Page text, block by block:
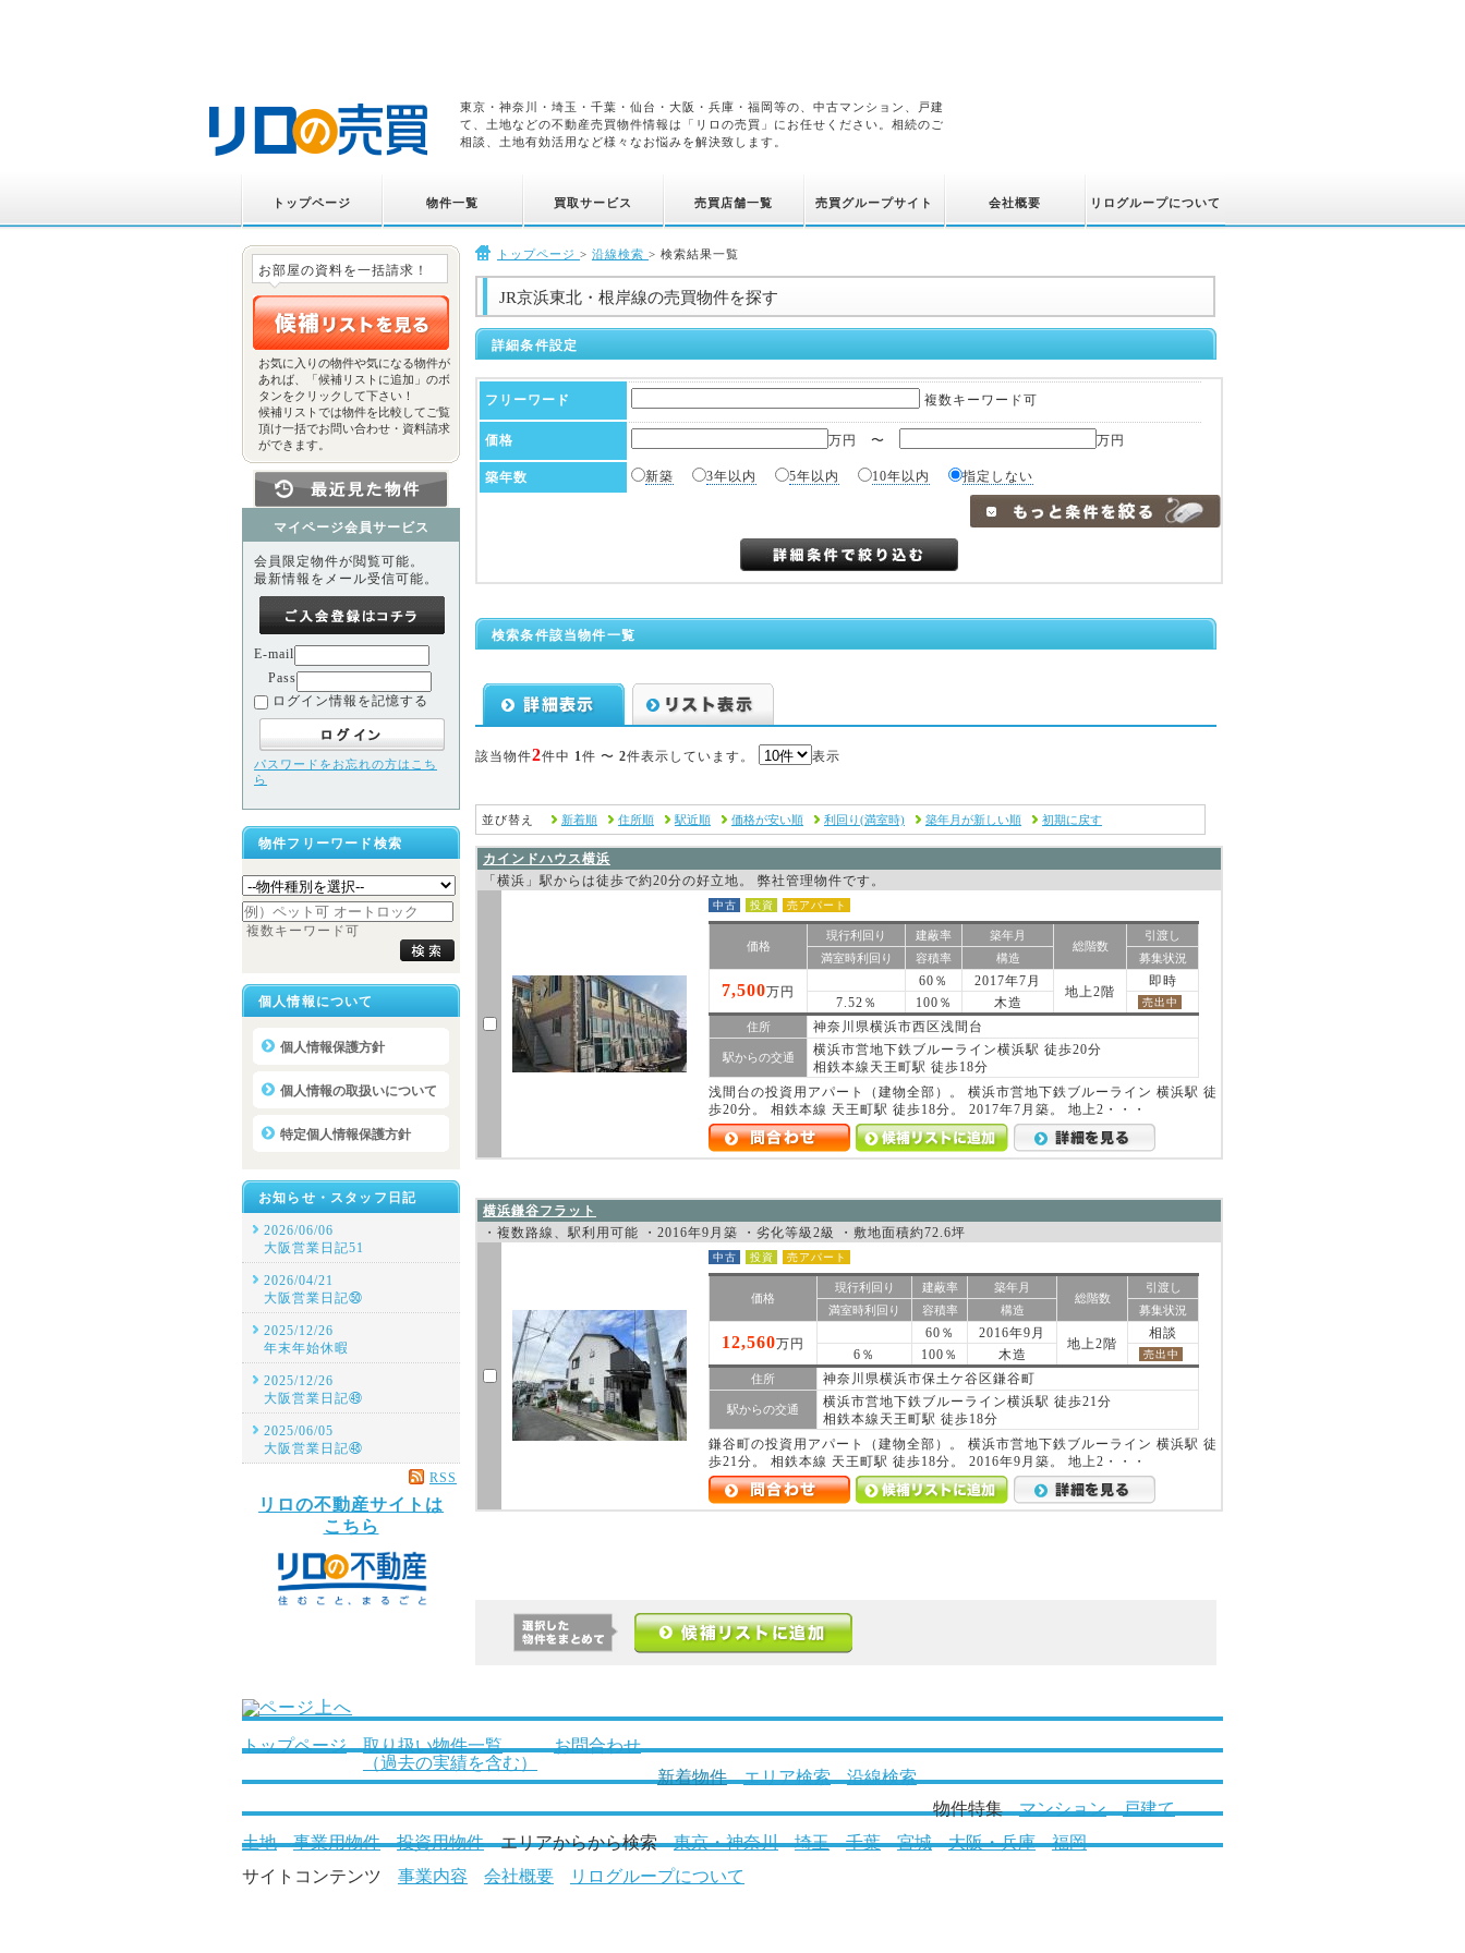
東京・神奈川・埼玉・千葉・仙台・大阪・兵庫・福岡等の、中古マンション、戸建
て、土地などの不動産売買物件情報は「リロの売買」にお任せください。相続のご
相談、土地有効活用など様々なお悩みを解決致します。
トップページ 物件一覧 買取サービス 売買店舗一覧 売買グループサイト 会社概要 リログループについて
トップページ > 沿線検索 > 検索結果一覧
JR京浜東北・根岸線の売買物件を探す
詳細条件設定
フリーワード 複数キーワード可
価格 万円 〜 万円
築年数 新築 3年以内 5年以内 10年以内 指定しない
検索条件該当物件一覧
該当物件2件中 1件 〜 2件表示しています。 表示
並び替え 新着順 住所順 駅近順 価格が安い順 利回り(満室時) 築年月が新しい順 初期に戻す
カインドハウス横浜
「横浜」駅からは徒歩で約20分の好立地。 弊社管理物件です。
中古 投資 売アパート
価格
現行利回り 建蔽率
築年月
総階数
引渡し
満室時利回り
容積率 構造 募集状況
7,500万円
60％ 2017年7月
地上2階
即時
7.52％
100％ 木造 売出中
住所 神奈川県横浜市西区浅間台
駅からの交通
横浜市営地下鉄ブルーライン横浜駅 徒歩20分
相鉄本線天王町駅 徒歩18分
浅間台の投資用アパート（建物全部）。 横浜市営地下鉄ブルーライン 横浜駅 徒
歩20分。 相鉄本線 天王町駅 徒歩18分。 2017年7月築。 地上2・・・
問合わせする 候補リストに追加 詳細を見る
横浜鎌谷フラット
・複数路線、駅利用可能 ・2016年9月築 ・劣化等級2級 ・敷地面積約72.6坪
中古 投資 売アパート
価格
現行利回り 建蔽率
築年月
総階数
引渡し
満室時利回り
容積率 構造 募集状況
12,560万円
60％ 2016年9月
地上2階
相談
6％
100％ 木造 売出中
住所 神奈川県横浜市保土ケ谷区鎌谷町
駅からの交通
横浜市営地下鉄ブルーライン横浜駅 徒歩21分
相鉄本線天王町駅 徒歩18分
鎌谷町の投資用アパート（建物全部）。 横浜市営地下鉄ブルーライン 横浜駅 徒
歩21分。 相鉄本線 天王町駅 徒歩18分。 2016年9月築。 地上2・・・
問合わせする 候補リストに追加 詳細を見る
お部屋の資料を一括請求！
お気に入りの物件や気になる物件が
あれば、「候補リストに追加」のボ
タンをクリックして下さい！
候補リストでは物件を比較してご覧
頂け一括でお問い合わせ・資料請求
ができます。
マイページ会員サービス
会員限定物件が閲覧可能。
最新情報をメール受信可能。
E-mail
Pass
ログイン情報を記憶する
パスワードをお忘れの方はこち
ら
物件フリーワード検索
複数キーワード可
個人情報について
個人情報保護方針
個人情報の取扱いについて
特定個人情報保護方針
お知らせ・スタッフ日記
2026/06/06
大阪営業日記51
2026/04/21
大阪営業日記㊿
2025/12/26
年末年始休暇
2025/12/26
大阪営業日記㊾
2025/06/05
大阪営業日記㊽
RSS
リロの不動産サイトは
こちら
トップページ
取り扱い物件一覧
（過去の実績を含む）
お問合わせ
新着物件
エリア検索
沿線検索
物件特集
マンション
戸建て
土地
事業用物件 投資用物件 エリアからから検索 東京・神奈川 埼玉 千葉 宮城 大阪・兵庫
福岡
サイトコンテンツ
事業内容 会社概要 リログループについて